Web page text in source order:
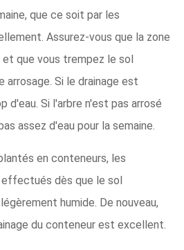
que ce soit par les
Assurez-vous que la zone
que vous trempez le sol
arrosage. Si le drainage est
d'eau. Si l'arbre n'est pas arrosé
assez d'eau pour la semaine.
en conteneurs, les
dès que le sol
humide. De nouveau,
du conteneur est excellent.